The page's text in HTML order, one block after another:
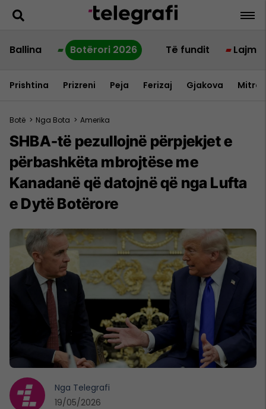
Ballina Botërori 2026 Të fundit Lajme
Prishtina Prizreni Peja Ferizaj Gjakova
Botë > Nga Bota > Amerika
SHBA-të pezullojnë përpjekjet e
përbashkëta mbrojtëse me
Kanadanë që datojnë që nga Lufta
e Dytë Botërore
Nga Telegrafi
19/05/2026